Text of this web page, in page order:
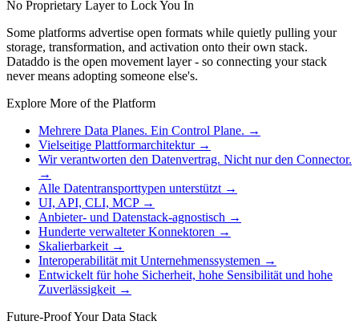
No Proprietary Layer to Lock You In
Some platforms advertise open formats while quietly pulling your
storage, transformation, and activation onto their own stack.
Dataddo is the open movement layer - so connecting your stack
never means adopting someone else's.
Explore More of the Platform
Mehrere Data Planes. Ein Control Plane. →
Vielseitige Plattformarchitektur →
Wir verantworten den Datenvertrag. Nicht nur den Connector.
→
Alle Datentransporttypen unterstützt →
UI, API, CLI, MCP →
Anbieter- und Datenstack-agnostisch →
Hunderte verwalteter Konnektoren →
Skalierbarkeit →
Interoperabilität mit Unternehmenssystemen →
Entwickelt für hohe Sicherheit, hohe Sensibilität und hohe
Zuverlässigkeit →
Future-Proof Your Data Stack